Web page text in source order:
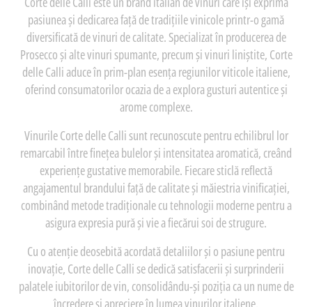
pasiunea și dedicarea față de tradițiile vinicole printr-o gamă
diversificată de vinuri de calitate. Specializat în producerea de
Prosecco și alte vinuri spumante, precum și vinuri liniștite, Corte
delle Calli aduce în prim-plan esența regiunilor viticole italiene,
oferind consumatorilor ocazia de a explora gusturi autentice și
arome complexe.
Vinurile Corte delle Calli sunt recunoscute pentru echilibrul lor
remarcabil între finețea bulelor și intensitatea aromatică, creând
experiențe gustative memorabile. Fiecare sticlă reflectă
angajamentul brandului față de calitate și măiestria vinificației,
combinând metode tradiționale cu tehnologii moderne pentru a
asigura expresia pură și vie a fiecărui soi de strugure.
Cu o atenție deosebită acordată detaliilor și o pasiune pentru
inovație, Corte delle Calli se dedică satisfacerii și surprinderii
palatele iubitorilor de vin, consolidându-și poziția ca un nume de
încredere și apreciere în lumea vinurilor italiene.